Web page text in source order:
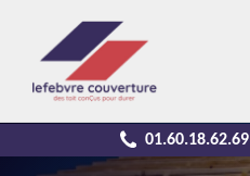
01.60.18.62.69